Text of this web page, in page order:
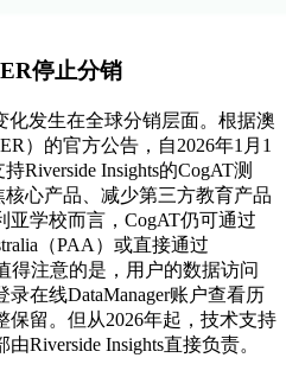
停止分销
化发生在全球分销层面。根据澳
）的官方公告，自2026年1月1
Riverside Insights的CogAT测
心产品、减少第三方教育产品
亚学校而言，CogAT仍可通过
（PAA）或直接通过
得注意的是，用户的数据访问
在线DataManager账户查看历
保留。但从2026年起，技术支持
Riverside Insights直接负责。